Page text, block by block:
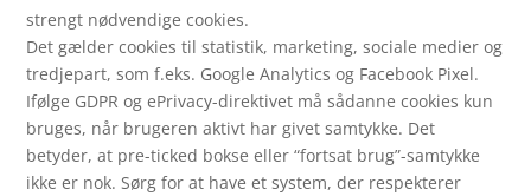
strengt nødvendige cookies.
Det gælder cookies til statistik, marketing, sociale medier og
tredjepart, som f.eks. Google Analytics og Facebook Pixel.
Ifølge GDPR og ePrivacy-direktivet må sådanne cookies kun
bruges, når brugeren aktivt har givet samtykke. Det
betyder, at pre-ticked bokse eller “fortsat brug”-samtykke
ikke er nok. Sørg for at have et system, der respekterer